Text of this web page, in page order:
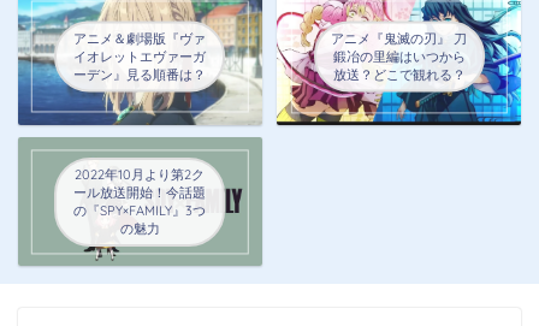
アニメ＆劇場版『ヴァ
イオレットエヴァーガ
ーデン』見る順番は？
アニメ『鬼滅の刃』 刀
鍛冶の里編はいつから
放送？どこで観れる？
2022年10月より第2ク
ール放送開始！今話題
の『SPY×FAMILY』3つ
の魅力